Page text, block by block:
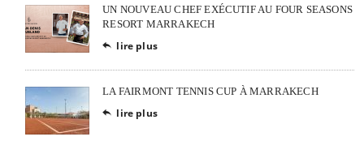
UN NOUVEAU CHEF EXÉCUTIF AU FOUR SEASONS
RESORT MARRAKECH
 lire plus
LA FAIRMONT TENNIS CUP À MARRAKECH
 lire plus